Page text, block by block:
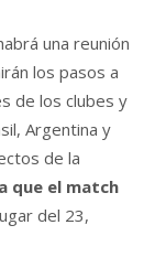
una reunión
los pasos a
de los clubes y
Argentina y
de la
que el match
del 23,